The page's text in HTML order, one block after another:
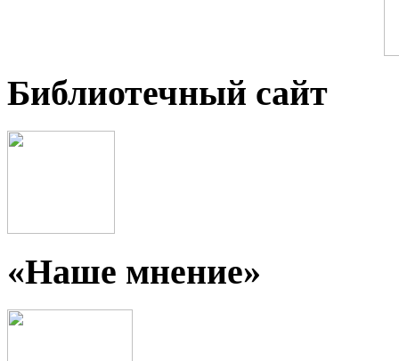
Библиотечный сайт
«Наше мнение»